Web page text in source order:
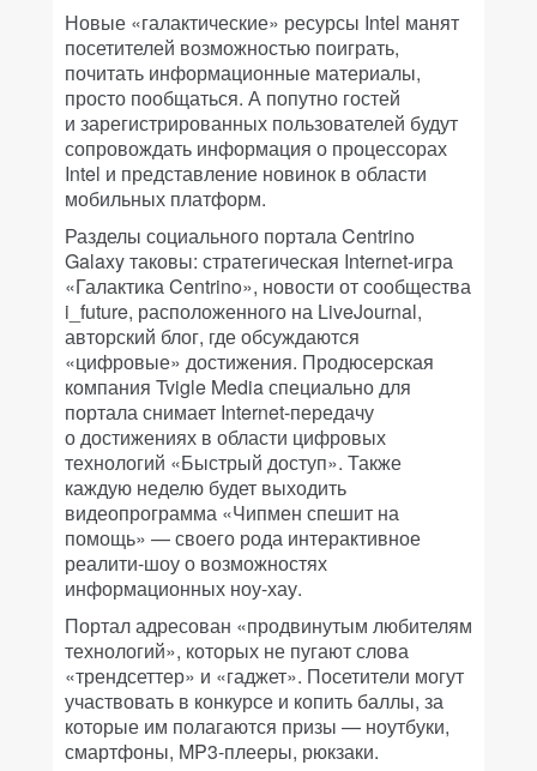
Новые «галактические» ресурсы Intel манят
посетителей возможностью поиграть,
почитать информационные материалы,
просто пообщаться. А попутно гостей
и зарегистрированных пользователей будут
сопровождать информация о процессорах
Intel и представление новинок в области
мобильных платформ.
Разделы социального портала Centrino
Galaxy таковы: стратегическая Internet-игра
«Галактика Centrino», новости от сообщества
i_future, расположенного на LiveJournal,
авторский блог, где обсуждаются
«цифровые» достижения. Продюсерская
компания Tvigle Media специально для
портала снимает Internet-передачу
о достижениях в области цифровых
технологий «Быстрый доступ». Также
каждую неделю будет выходить
видеопрограмма «Чипмен спешит на
помощь» — своего рода интерактивное
реалити-шоу о возможностях
информационных ноу-хау.
Портал адресован «продвинутым любителям
технологий», которых не пугают слова
«трендсеттер» и «гаджет». Посетители могут
участвовать в конкурсе и копить баллы, за
которые им полагаются призы — ноутбуки,
смартфоны, MP3-плееры, рюкзаки.